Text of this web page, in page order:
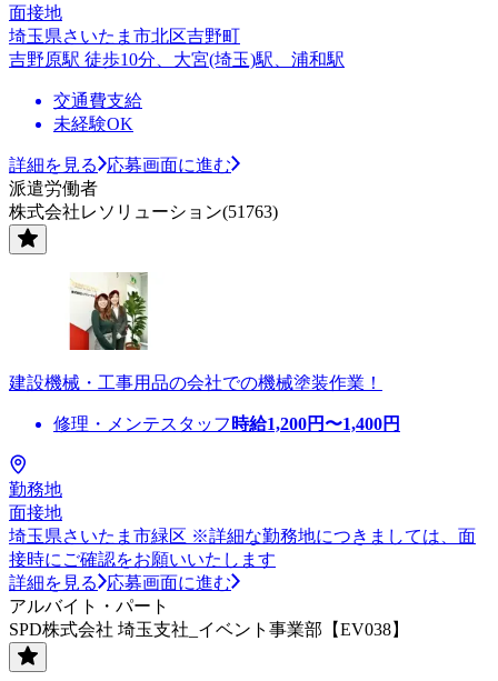
面接地
埼玉県さいたま市北区吉野町
吉野原駅 徒歩10分、大宮(埼玉)駅、浦和駅
交通費支給
未経験OK
詳細を見る
応募画面に進む
派遣労働者
株式会社レソリューション(51763)
建設機械・工事用品の会社での機械塗装作業！
修理・メンテスタッフ 時給1,200円〜1,400円
勤務地
面接地
埼玉県さいたま市緑区 ※詳細な勤務地につきましては、面
接時にご確認をお願いいたします
詳細を見る
応募画面に進む
アルバイト・パート
SPD株式会社 埼玉支社_イベント事業部【EV038】